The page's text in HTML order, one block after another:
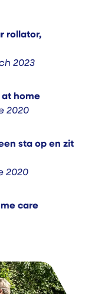
rollator,
2023
at home
2020
sta op en zit
2020
care